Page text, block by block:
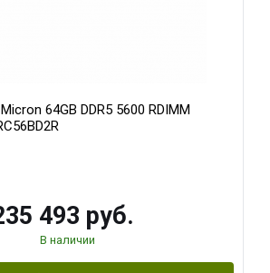
64GB DDR5 5600 RDIMM
493 руб.
В наличии